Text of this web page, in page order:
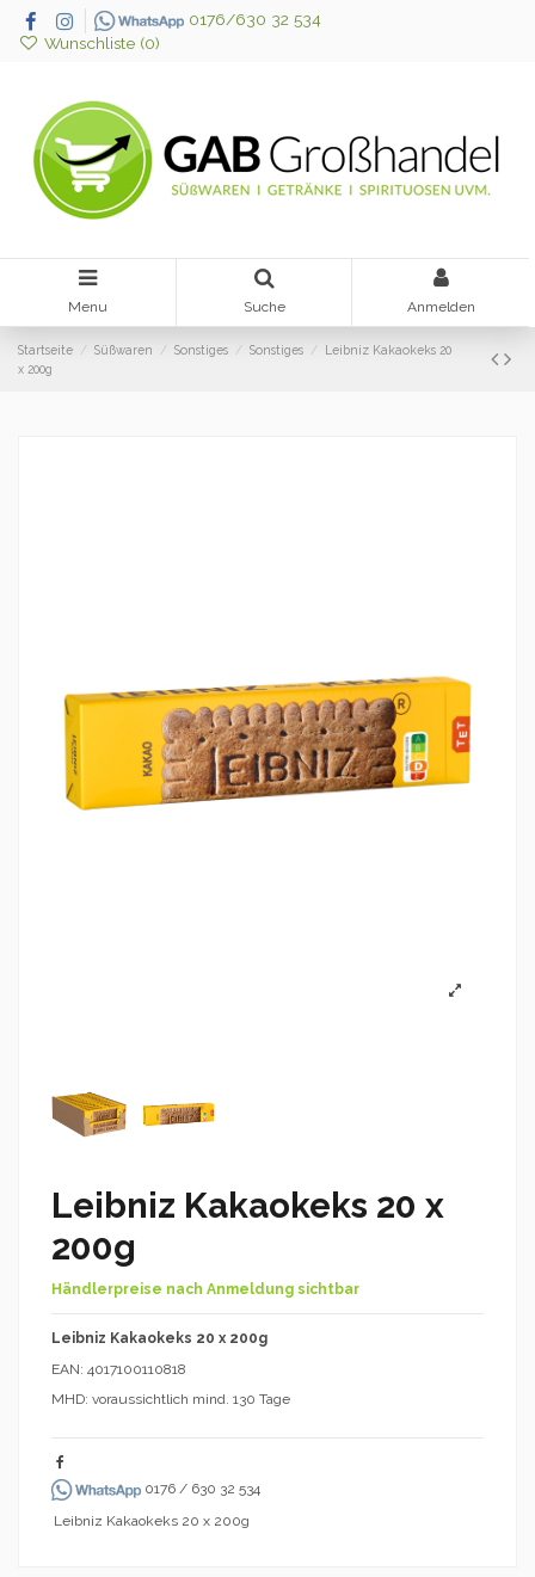
0176/630 32 534
Wunschliste (0)
Menu Suche Anmelden
Startseite Süßwaren Sonstiges Sonstiges
Leibniz Kakaokeks 20
x 200g
Leibniz Kakaokeks 20 x
200g
Händlerpreise nach Anmeldung sichtbar
Leibniz Kakaokeks 20 x 200g
EAN: 4017100110818
MHD: voraussichtlich mind. 130 Tage
0176 / 630 32 534
Leibniz Kakaokeks 20 x 200g